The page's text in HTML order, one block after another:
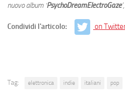
nuovo album ‘PsychoDreamElectroGaze
Condividi l'articolo: on
Tag: elettronica indie italiani pop